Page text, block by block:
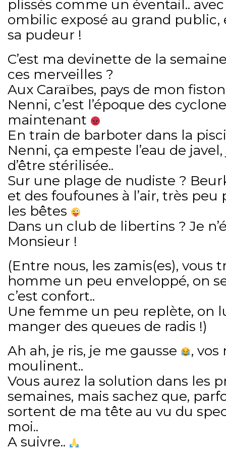
plissés comme un éventail..
ombilic exposé au grand
sa pudeur !
C’est ma devinette de la
ces merveilles ?
Aux Caraïbes, pays de mon
Nenni, c’est l’époque des
maintenant
En train de barboter dans la
Nenni, ça empeste l’eau de
d’être stérilisée..
Sur une plage de nudiste ?
et des foufounes à l’air, très
les bêtes
Dans un club de libertins ? Je
Monsieur !
(Entre nous, les zamis(es), vous
homme un peu enveloppé, on
c’est confort..
Une femme un peu replète, on
manger des queues de radis !)
Ah ah, je ris, je me gausse
, vos
moulinent..
Vous aurez la solution dans les
semaines, mais sachez que,
sortent de ma tête au vu du
moi..
A suivre..